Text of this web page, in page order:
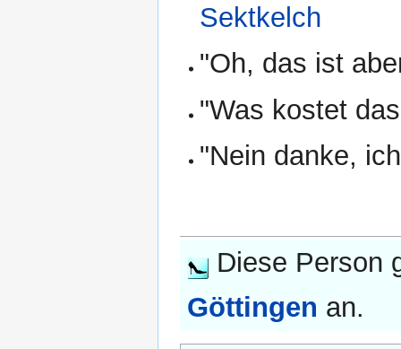
Sektkelch
"Oh, das ist
"Was kostet
"Nein danke,
Diese Person
Göttingen an.